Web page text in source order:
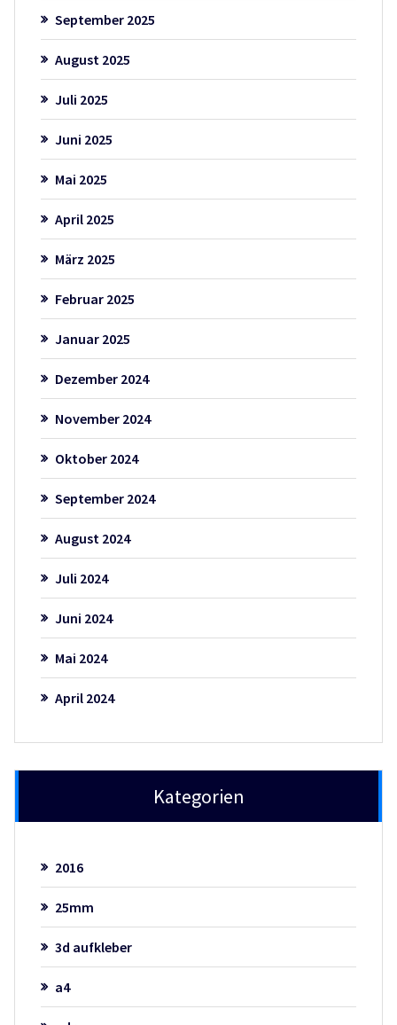
September 2025
August 2025
Juli 2025
Juni 2025
Mai 2025
April 2025
März 2025
Februar 2025
Januar 2025
Dezember 2024
November 2024
Oktober 2024
September 2024
August 2024
Juli 2024
Juni 2024
Mai 2024
April 2024
Kategorien
2016
25mm
3d aufkleber
a4